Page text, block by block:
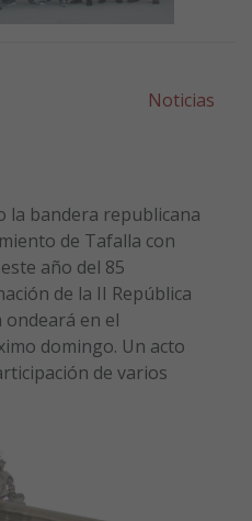
Noticias
la bandera republicana
de Tafalla con
año del 85
de la II República
ondeará en el
domingo. Un acto
de varios